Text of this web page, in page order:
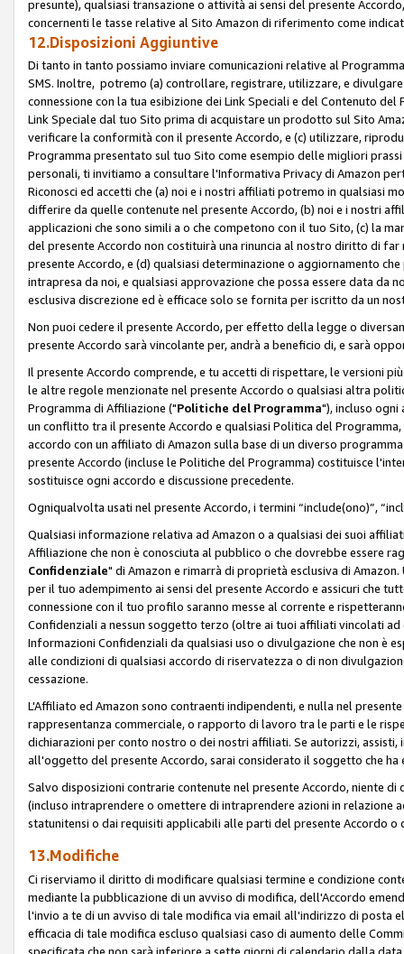
presunte), qualsiasi transazione o attività ai sensi del presente
concernenti le tasse relative al Sito Amazon di riferimento come
12.Disposizioni Aggiuntive
Di tanto in tanto possiamo inviare comunicazioni relative al
SMS. Inoltre, potremo (a) controllare, registrare, utilizzare, e
connessione con la tua esibizione dei Link Speciali e del Contenuto
Link Speciale dal tuo Sito prima di acquistare un prodotto sul Sito
verificare la conformità con il presente Accordo, e (c) utilizzare,
Programma presentato sul tuo Sito come esempio delle migliori
personali, ti invitiamo a consultare l'Informativa Privacy di Amazon
Riconosci ed accetti che (a) noi e i nostri affiliati potremo in qualsiasi
differire da quelle contenute nel presente Accordo, (b) noi e i nostri
applicazioni che sono simili a o che competono con il tuo Sito, (c) la
del presente Accordo non costituirà una rinuncia al nostro diritto di
presente Accordo, e (d) qualsiasi determinazione o aggiornamento
intrapresa da noi, e qualsiasi approvazione che possa essere data
esclusiva discrezione ed è efficace solo se fornita per iscritto da un
Non puoi cedere il presente Accordo, per effetto della legge o
presente Accordo sarà vincolante per, andrà a beneficio di, e sarà
Il presente Accordo comprende, e tu accetti di rispettare, le versioni
le altre regole menzionate nel presente Accordo o qualsiasi altra
Programma di Affiliazione ("Politiche del Programma"), incluso
un conflitto tra il presente Accordo e qualsiasi Politica del
accordo con un affiliato di Amazon sulla base di un diverso
presente Accordo (incluse le Politiche del Programma) costituisce
sostituisce ogni accordo e discussione precedente.
Ogniqualvolta usati nel presente Accordo, i termini “include(ono)”,
Qualsiasi informazione relativa ad Amazon o a qualsiasi dei suoi
Affiliazione che non è conosciuta al pubblico o che dovrebbe essere
Confidenziale" di Amazon e rimarrà di proprietà esclusiva di
per il tuo adempimento ai sensi del presente Accordo e assicuri che
connessione con il tuo profilo saranno messe al corrente e
Confidenziali a nessun soggetto terzo (oltre ai tuoi affiliati vincolati
Informazioni Confidenziali da qualsiasi uso o divulgazione che non è
alle condizioni di qualsiasi accordo di riservatezza o di non
cessazione.
L'Affiliato ed Amazon sono contraenti indipendenti, e nulla nel
rappresentanza commerciale, o rapporto di lavoro tra le parti e le
dichiarazioni per conto nostro o dei nostri affiliati. Se autorizzi,
all'oggetto del presente Accordo, sarai considerato il soggetto che
Salvo disposizioni contrarie contenute nel presente Accordo, niente
(incluso intraprendere o omettere di intraprendere azioni in relazione
statunitensi o dai requisiti applicabili alle parti del presente Accordo o
13.Modifiche
Ci riserviamo il diritto di modificare qualsiasi termine e condizione
mediante la pubblicazione di un avviso di modifica, dell'Accordo
l'invio a te di un avviso di tale modifica via email all'indirizzo di
efficacia di tale modifica escluso qualsiasi caso di aumento delle
specificata che non sarà inferiore a sette giorni di calendario dalla data